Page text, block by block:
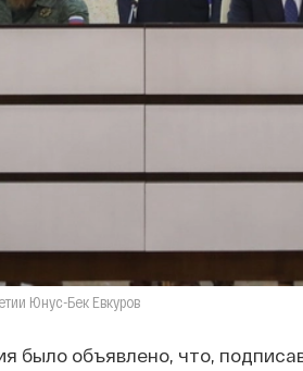
Юнус-Бек Евкуров
было объявлено, что,